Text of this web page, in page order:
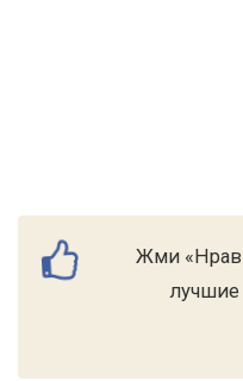
Жми
лучшие